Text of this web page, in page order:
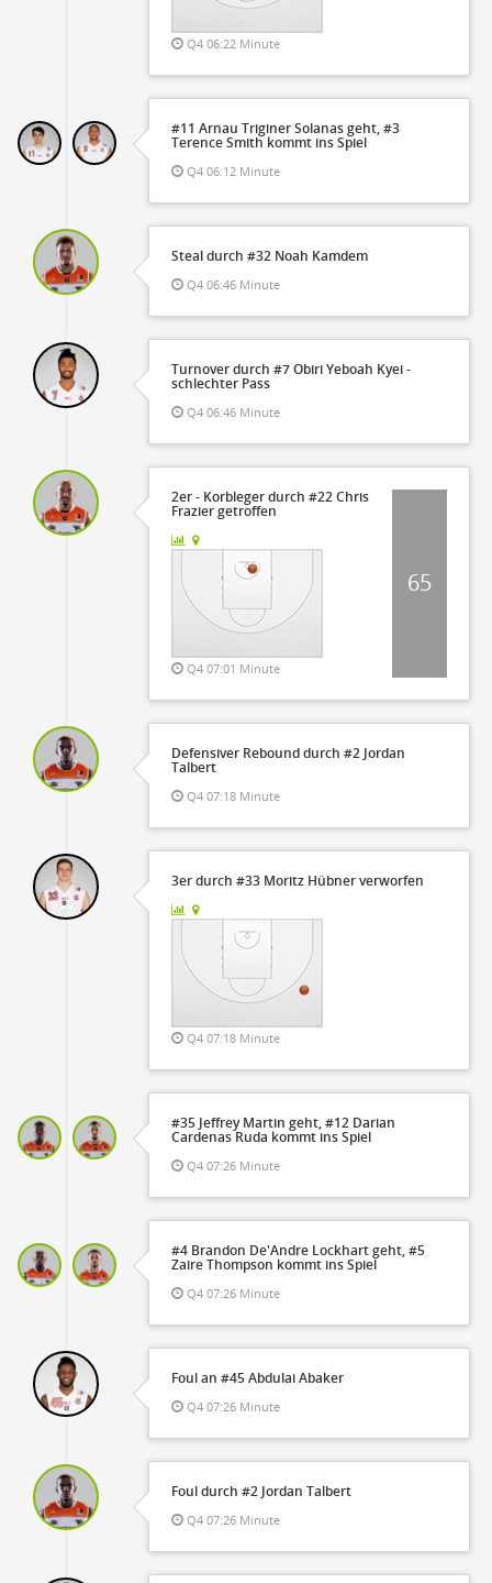
Q4 06:22 Minute
#11 Arnau Triginer Solanas geht, #3
Terence Smith kommt ins Spiel
Q4 06:12 Minute
Steal durch #32 Noah Kamdem
Q4 06:46 Minute
Turnover durch #7 Obiri Yeboah Kyei -
schlechter Pass
Q4 06:46 Minute
2er - Korbleger durch #22 Chris
Frazier getroffen
Q4 07:01 Minute
65
Defensiver Rebound durch #2 Jordan
Talbert
Q4 07:18 Minute
3er durch #33 Moritz Hübner verworfen
Q4 07:18 Minute
#35 Jeffrey Martin geht, #12 Darian
Cardenas Ruda kommt ins Spiel
Q4 07:26 Minute
#4 Brandon De'Andre Lockhart geht, #5
Zaire Thompson kommt ins Spiel
Q4 07:26 Minute
Foul an #45 Abdulai Abaker
Q4 07:26 Minute
Foul durch #2 Jordan Talbert
Q4 07:26 Minute